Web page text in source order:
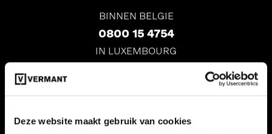
Deze website maakt gebruik van cookies
BINNEN BELGIE
0800 15 4754
IN LUXEMBOURG
TIP: Sla deze nummers op in uw mobiele telefoon.